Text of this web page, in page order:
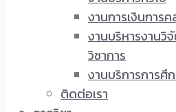
งานการเงินการ
งานบริหารงานวิ
วิชาการ
งานบริการการศึ
ติดต่อเรา